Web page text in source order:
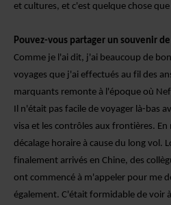
et cultures, et c'est quelque chose
Pouvez-vous partager un souvenir de
Comme je l'ai dit, j'ai beaucoup de
voyages que j'ai effectués au fil des
marquants remonte à l'époque où
Il n'était pas facile de voyager là-bas
visa et les contrôles aux frontières.
décalage horaire à cause du long vol.
finalement arrivés en Chine, des
ont commencé à m'appeler pour me
également. C'était formidable de voir